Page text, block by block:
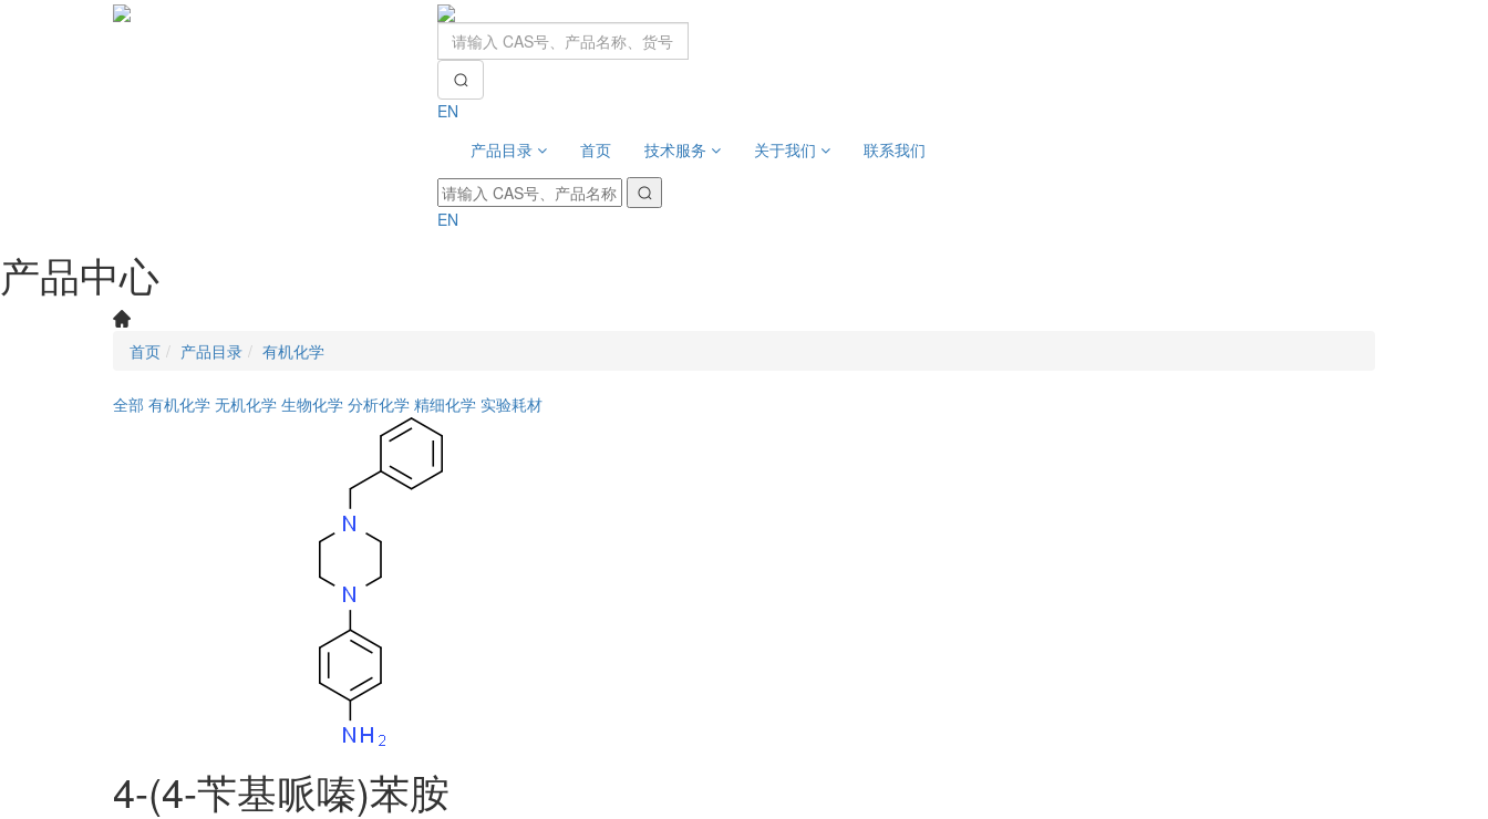
EN
产品目录
首页 技术服务 关于我们 联系我们
EN
产品中心
首页 产品目录 有机化学
全部 有机化学 无机化学 生物化学 分析化学 精细化学 实验耗材
4-(4-苄基哌嗪)苯胺